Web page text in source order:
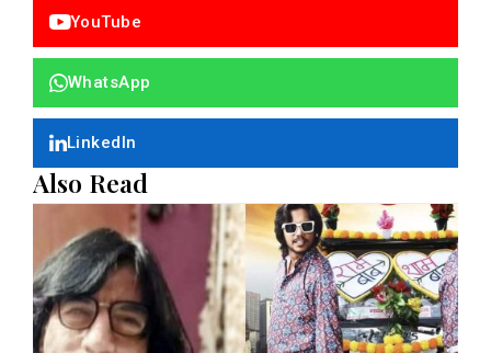
YouTube
WhatsApp
LinkedIn
Also Read